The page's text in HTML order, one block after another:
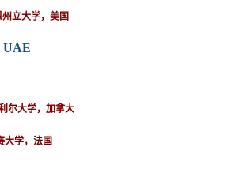
州立大学，美国
UAE
尔大学，加拿大
大学，法国